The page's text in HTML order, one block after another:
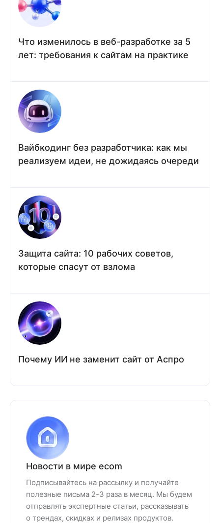
Что изменилось в веб-разработке за 5
лет: требования к сайтам на практике
Вайбкодинг без разработчика: как мы
реализуем идеи, не дожидаясь очереди
Защита сайта: 10 рабочих советов,
которые спасут от взлома
Почему ИИ не заменит сайт от Аспро
Новости в мире ecom
Подписывайтесь на рассылку и получайте
полезные письма 2-3 раза в месяц. Мы будем
отправлять экспертные статьи, рассказывать
о трендах, скидках и релизах продуктов.